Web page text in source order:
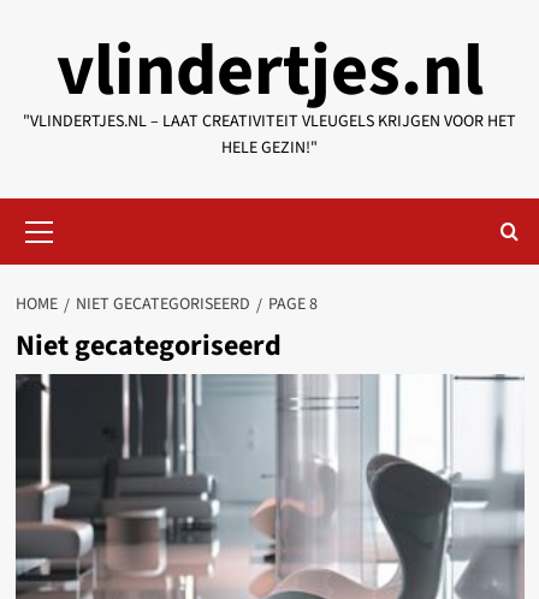
contentvlindertjes.nl
"VLINDERTJES.NL – LAAT CREATIVITEIT VLEUGELS KRIJGEN VOOR HET
HELE GEZIN!"
Menu
HOME NIET GECATEGORISEERD PAGE 8
Niet gecategoriseerd